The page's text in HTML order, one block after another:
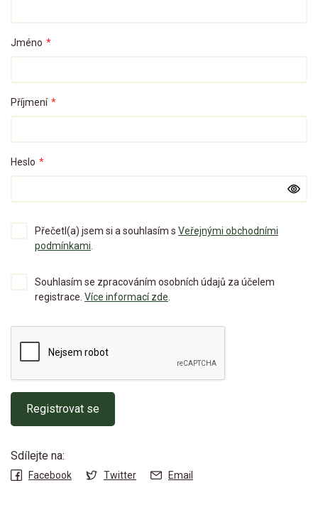
Jméno *
Příjmení *
Heslo *
Přečetl(a) jsem si a souhlasím s Veřejnými obchodními
podmínkami.
Souhlasím se zpracováním osobních údajů za účelem
registrace. Více informací zde.
Registrovat se
Sdílejte na:
Facebook Twitter Email